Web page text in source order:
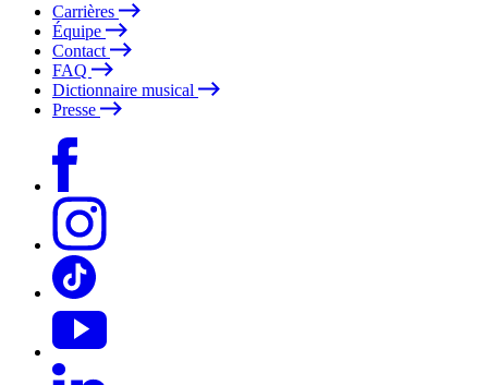
Carrières
Équipe
Contact
FAQ
Dictionnaire musical
Presse